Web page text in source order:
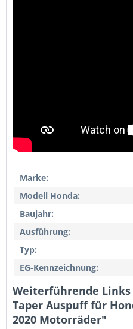
Marke:
Modell Honda:
Baujahr:
Ausführung:
Typ:
EG-Kennzeichnung:
Weiterführende
Taper Auspuff für
2020 Motorräder"